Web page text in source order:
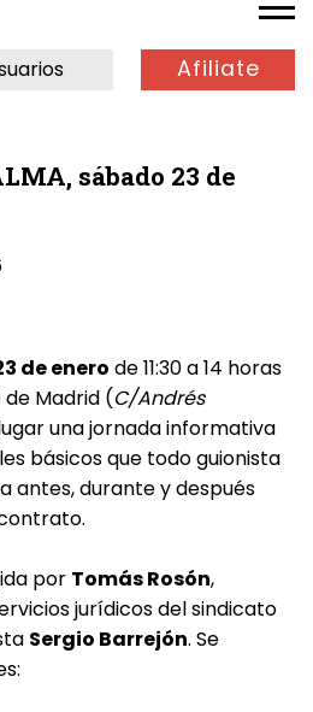
Afiliate
sábado 23 de
de enero de 11:30 a 14 horas
de Madrid (C/Andrés
una jornada informativa
básicos que todo guionista
antes, durante y después
por Tomás Rosón,
jurídicos del sindicato
Sergio Barrejón. Se